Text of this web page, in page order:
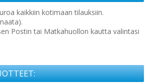
kaikkiin kotimaan tilauksiin.
Postin tai Matkahuollon kautta valintasi